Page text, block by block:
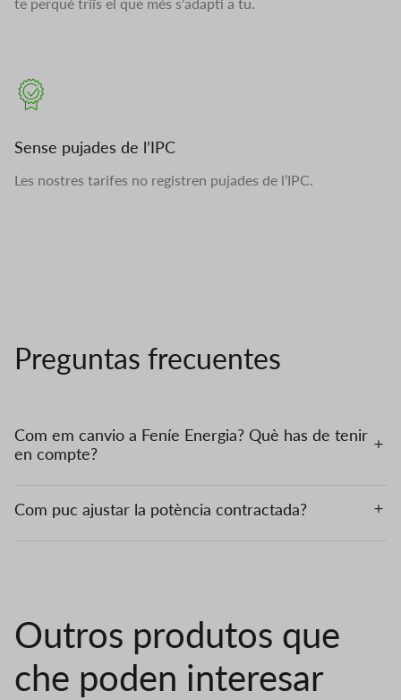
Sense pujades de l’IPC
Les nostres tarifes no registren pujades de l’IPC.
Preguntas frecuentes
Com em canvio a Feníe Energia? Què has de tenir
en compte?
Com puc ajustar la potència contractada?
Outros produtos que
che poden interesar